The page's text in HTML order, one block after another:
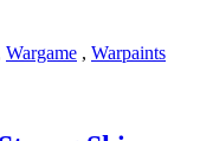
Wargame , Warpaints